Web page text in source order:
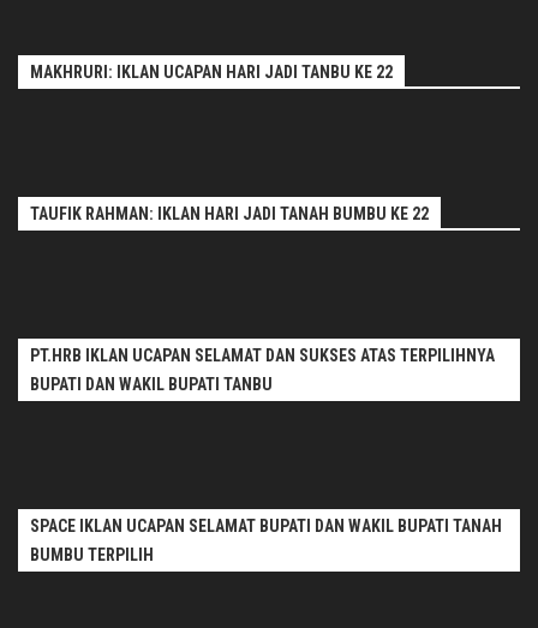
MAKHRURI: IKLAN UCAPAN HARI JADI TANBU KE 22
TAUFIK RAHMAN: IKLAN HARI JADI TANAH BUMBU KE 22
PT.HRB IKLAN UCAPAN SELAMAT DAN SUKSES ATAS TERPILIHNYA
BUPATI DAN WAKIL BUPATI TANBU
SPACE IKLAN UCAPAN SELAMAT BUPATI DAN WAKIL BUPATI TANAH
BUMBU TERPILIH